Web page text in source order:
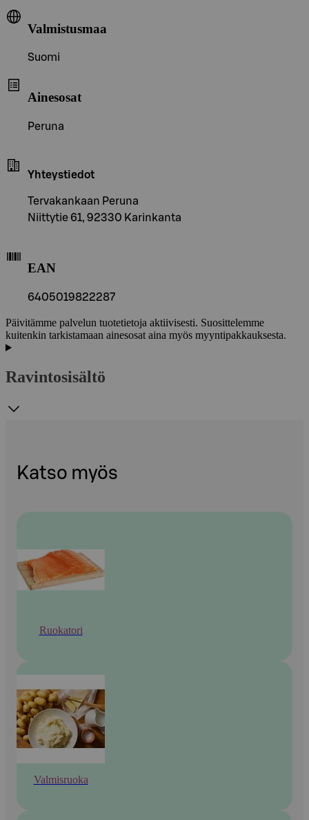
Valmistusmaa
Suomi
Ainesosat
Peruna
Yhteystiedot
Tervakankaan Peruna
Niittytie 61, 92330 Karinkanta
EAN
6405019822287
Päivitämme palvelun tuotetietoja aktiivisesti. Suosittelemme
kuitenkin tarkistamaan ainesosat aina myös myyntipakkauksesta.
Ravintosisältö
Katso myös
Ruokatori
Valmisruoka